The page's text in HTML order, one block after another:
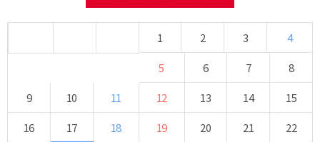
1 2 3
4
5
6 7
8
9
10 11 12 13 14
15
16
17 18 19 20 21
22